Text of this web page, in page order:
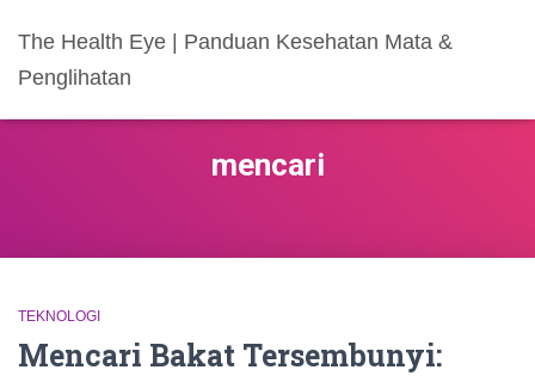
The Health Eye | Panduan Kesehatan Mata &
Penglihatan
mencari
TEKNOLOGI
Mencari Bakat Tersembunyi: